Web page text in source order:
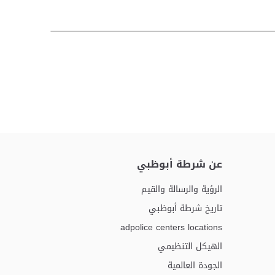
عن شرطة أبوظبي
الرؤية والرسالة والقيم
تاريخ شرطة أبوظبي
adpolice centers locations
الهيكل التنظيمي
الجودة العالمية